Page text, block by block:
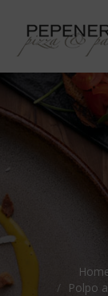
Polpo